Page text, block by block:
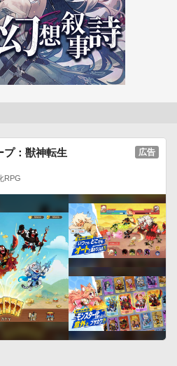
プ：獣神転生
RPG
広告